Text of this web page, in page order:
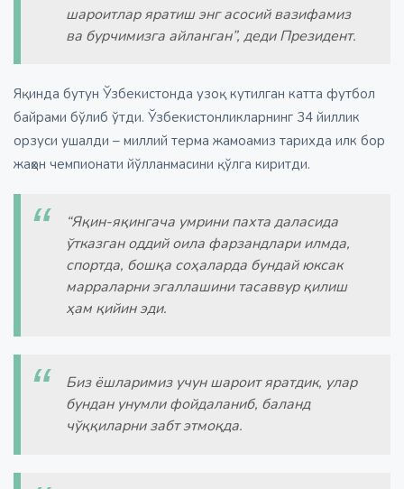
шароитлар яратиш энг асосий вазифамиз
ва бурчимизга айланган”, деди Президент.
Яқинда бутун Ўзбекистонда узоқ кутилган катта футбол
байрами бўлиб ўтди. Ўзбекистонликларнинг 34 йиллик
орзуси ушалди – миллий терма жамоамиз тарихда илк бор
жаҳон чемпионати йўлланмасини қўлга киритди.
“Яқин-яқингача умрини пахта даласида
ўтказган оддий оила фарзандлари илмда,
спортда, бошқа соҳаларда бундай юксак
марраларни эгаллашини тасаввур қилиш
ҳам қийин эди.
Биз ёшларимиз учун шароит яратдик, улар
бундан унумли фойдаланиб, баланд
чўққиларни забт этмоқда.